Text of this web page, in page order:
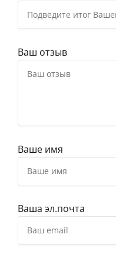
Ваш отзыв
Ваше имя
Ваша эл.почта